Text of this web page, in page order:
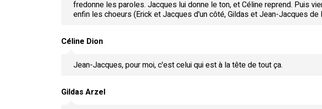
fredonne les paroles. Jacques lui donne le ton, et Céline reprend. Puis
enfin les choeurs (Erick et Jacques d'un côté, Gildas et Jean-Jacques de
Céline Dion
Jean-Jacques, pour moi, c'est celui qui est à la tête de tout ça.
Gildas Arzel